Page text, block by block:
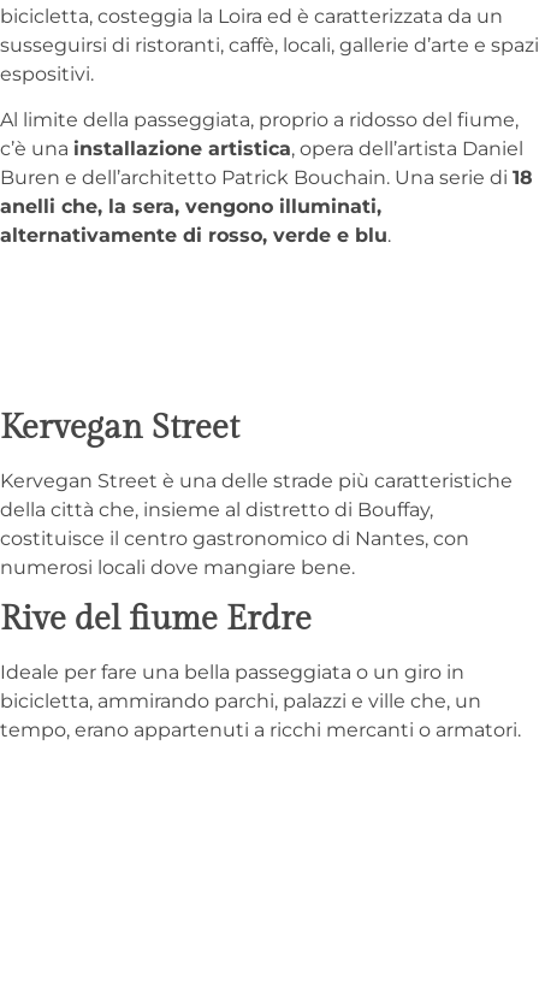
bicicletta, costeggia la Loira ed è caratterizzata da un
susseguirsi di ristoranti, caffè, locali, gallerie d’arte e spazi
espositivi.
Al limite della passeggiata, proprio a ridosso del fiume,
c’è una installazione artistica, opera dell’artista Daniel
Buren e dell’architetto Patrick Bouchain. Una serie di 18
anelli che, la sera, vengono illuminati,
alternativamente di rosso, verde e blu.
Kervegan Street
Kervegan Street è una delle strade più caratteristiche
della città che, insieme al distretto di Bouffay,
costituisce il centro gastronomico di Nantes, con
numerosi locali dove mangiare bene.
Rive del fiume Erdre
Ideale per fare una bella passeggiata o un giro in
bicicletta, ammirando parchi, palazzi e ville che, un
tempo, erano appartenuti a ricchi mercanti o armatori.